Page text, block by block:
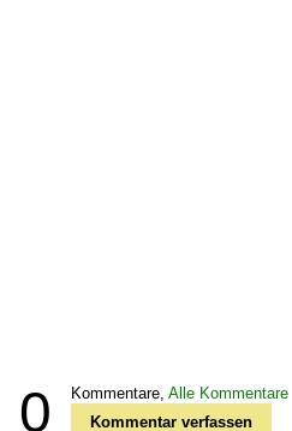
0 Kommentare, Alle Kommentare
Kommentar verfassen